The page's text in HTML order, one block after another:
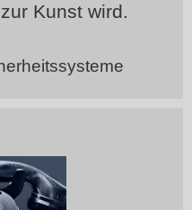
Kunst wird.